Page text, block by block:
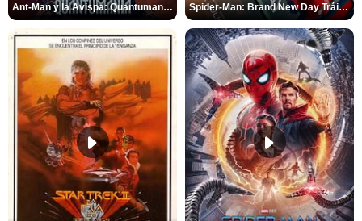
Ant-Man y la Avispa: Quantumanía Tráiler (2) Spider-Man: Brand New Day Tráiler (3)